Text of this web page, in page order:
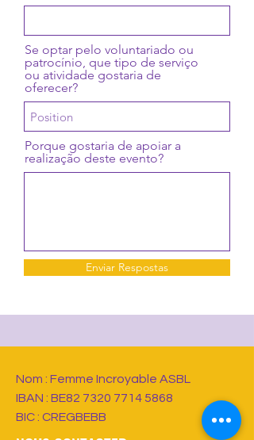
Se optar pelo voluntariado ou
patrocínio, que tipo de serviço
ou atividade gostaria de
oferecer?
Porque gostaria de apoiar a
realização deste evento?
Enviar Respostas
Nom : Femme Incroyable ASBL
IBAN : BE82 7320 7714 5868
BIC : CREGBEBB